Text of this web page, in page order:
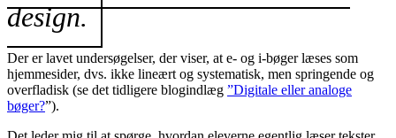
design.
Der er lavet undersøgelser, der viser, at e- og i-bøger læses som
hjemmesider, dvs. ikke lineært og systematisk, men springende og
overfladisk (se det tidligere blogindlæg ”Digitale eller analoge
bøger?”).